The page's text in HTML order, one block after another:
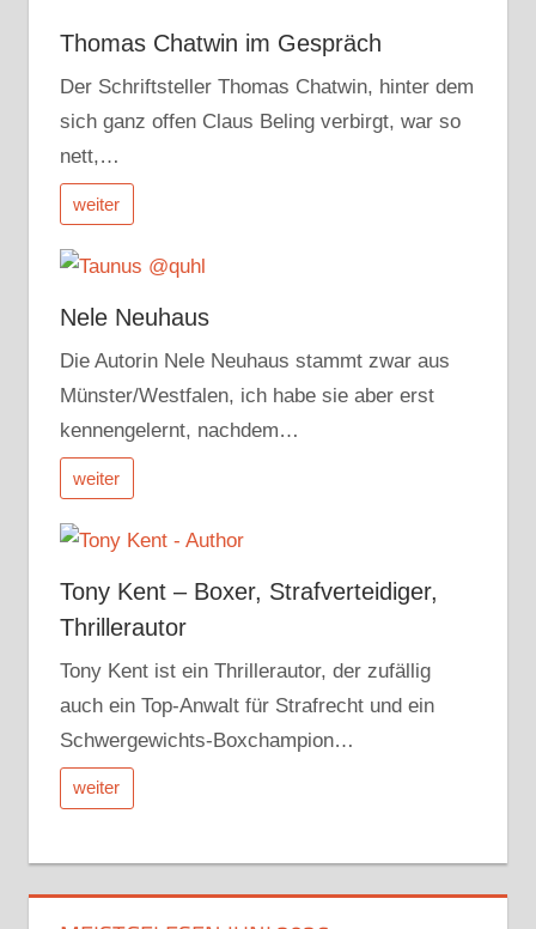
Thomas Chatwin im Gespräch
Der Schriftsteller Thomas Chatwin, hinter dem
sich ganz offen Claus Beling verbirgt, war so
nett,…
weiter
Nele Neuhaus
Die Autorin Nele Neuhaus stammt zwar aus
Münster/Westfalen, ich habe sie aber erst
kennengelernt, nachdem…
weiter
Tony Kent – Boxer, Strafverteidiger,
Thrillerautor
Tony Kent ist ein Thrillerautor, der zufällig
auch ein Top-Anwalt für Strafrecht und ein
Schwergewichts-Boxchampion…
weiter